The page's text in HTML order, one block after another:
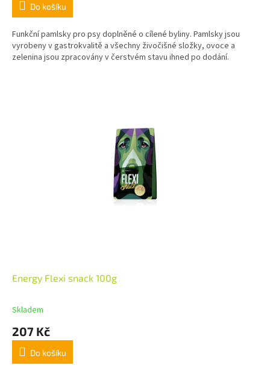
Do košíku
Funkční pamlsky pro psy doplněné o cílené byliny. Pamlsky jsou
vyrobeny v gastrokvalitě a všechny živočišné složky, ovoce a
zelenina jsou zpracovány v čerstvém stavu ihned po dodání.
Energy Flexi snack 100g
Skladem
207 Kč
Do košíku